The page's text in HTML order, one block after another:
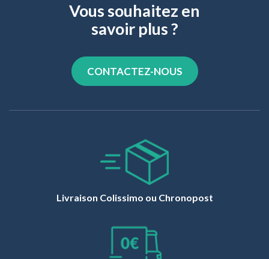
Vous souhaitez en
savoir plus ?
CONTACTEZ-NOUS
Livraison Colissimo ou Chronopost